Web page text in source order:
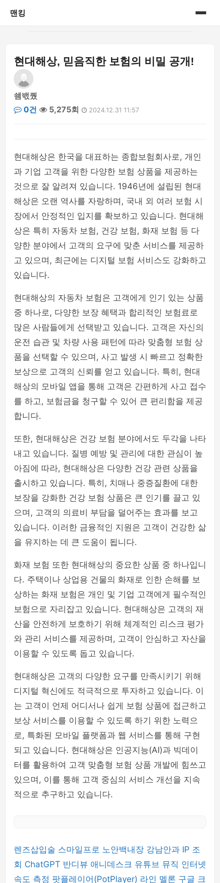
맨킹
게시판
현대해상, 믿음직한 보험의 비밀 공개!
쇔밳퀐
0건
5,275회 2024.12.31 11:57
현대해상은 한국을 대표하는 종합보험회사로, 개인
과 기업 고객을 위한 다양한 보험 상품을 제공하는
것으로 잘 알려져 있습니다. 1946년에 설립된 현대
해상은 오랜 역사를 자랑하며, 국내 외 여러 보험 시
장에서 안정적인 입지를 확보하고 있습니다. 현대해
상은 특히 자동차 보험, 건강 보험, 화재 보험 등 다
양한 분야에서 고객의 요구에 맞춘 서비스를 제공하
고 있으며, 최근에는 디지털 보험 서비스도 강화하고
있습니다.
현대해상의 자동차 보험은 고객에게 인기 있는 상품
중 하나로, 다양한 보장 혜택과 합리적인 보험료로
많은 사람들에게 선택받고 있습니다. 고객은 자신의
운전 습관 및 차량 사용 패턴에 따라 맞춤형 보험 상
품을 선택할 수 있으며, 사고 발생 시 빠르고 정확한
보상으로 고객의 신뢰를 얻고 있습니다. 특히, 현대
해상의 모바일 앱을 통해 고객은 간편하게 사고 접수
를 하고, 보험금을 청구할 수 있어 큰 편리함을 제공
합니다.
또한, 현대해상은 건강 보험 분야에서도 두각을 나타
내고 있습니다. 질병 예방 및 관리에 대한 관심이 높
아짐에 따라, 현대해상은 다양한 건강 관련 상품을
출시하고 있습니다. 특히, 치매나 중증질환에 대한
보장을 강화한 건강 보험 상품은 큰 인기를 끌고 있
으며, 고객의 의료비 부담을 덜어주는 효과를 보고
있습니다. 이러한 금융적인 지원은 고객이 건강한 삶
을 유지하는 데 큰 도움이 됩니다.
화재 보험 또한 현대해상의 중요한 상품 중 하나입니
다. 주택이나 상업용 건물의 화재로 인한 손해를 보
상하는 화재 보험은 개인 및 기업 고객에게 필수적인
보험으로 자리잡고 있습니다. 현대해상은 고객의 재
산을 안전하게 보호하기 위해 체계적인 리스크 평가
와 관리 서비스를 제공하며, 고객이 안심하고 자산을
이용할 수 있도록 돕고 있습니다.
현대해상은 고객의 다양한 요구를 만족시키기 위해
디지털 혁신에도 적극적으로 투자하고 있습니다. 이
는 고객이 언제 어디서나 쉽게 보험 상품에 접근하고
보상 서비스를 이용할 수 있도록 하기 위한 노력으
로, 특화된 모바일 플랫폼과 웹 서비스를 통해 구현
되고 있습니다. 현대해상은 인공지능(AI)과 빅데이
터를 활용하여 고객 맞춤형 보험 상품 개발에 힘쓰고
있으며, 이를 통해 고객 중심의 서비스 개선을 지속
적으로 추구하고 있습니다.
렌즈삽입술 스마일프로 노안백내장 강남안과 IP 조
회 ChatGPT 반디뷰 애니데스크 유튜브 뮤직 인터넷
속도 측정 팟플레이어(PotPlayer) 라인 멜론 구글 크